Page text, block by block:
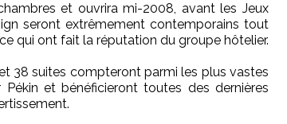
et ouvrira mi-2008, avant les Jeux
seront extrêmement contemporains tout
qui ont fait la réputation du groupe hôtelier.
38 suites compteront parmi les plus vastes
et bénéficieront toutes des dernières